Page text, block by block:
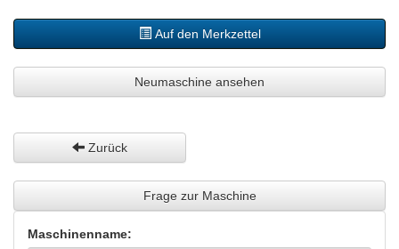
Auf den Merkzettel
Neumaschine ansehen
Zurück
Frage zur Maschine
Maschinenname: